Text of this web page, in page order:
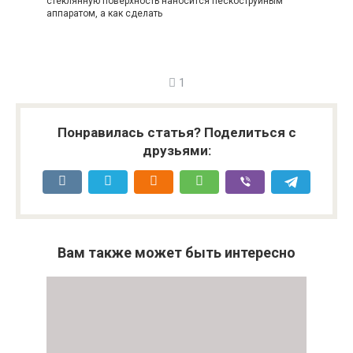
аппаратом, а как сделать
1
Понравилась статья? Поделиться с
друзьями:
Вам также может быть интересно